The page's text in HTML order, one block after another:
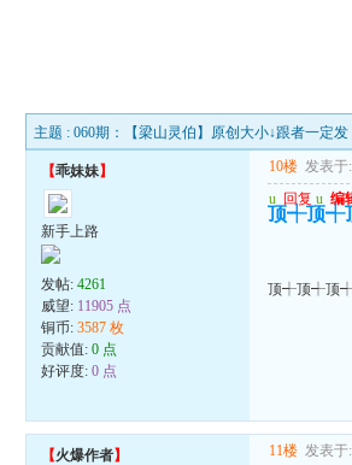
主题 : 060期：【梁山灵伯】原创大小↓跟者一定发
【乖妹妹】
新手上路
发帖:4261
威望: 11905 点
铜币:3587 枚
贡献值:0 点
好评度:0 点
10楼 发表于
u 回复 u 编
顶┽顶┽
顶┽顶┽顶
【火爆作者】 11楼 发表于